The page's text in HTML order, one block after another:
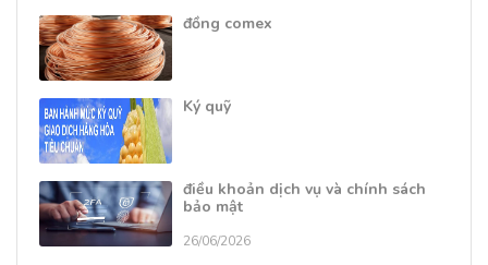
đồng comex
Ký quỹ
điều khoản dịch vụ và chính sách
bảo mật
26/06/2026